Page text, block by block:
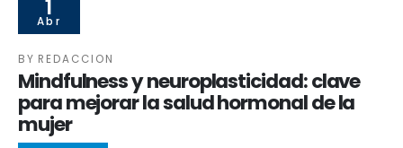
1
Abr
BY REDACCION
Mindfulness y neuroplasticidad: clave
para mejorar la salud hormonal de la
mujer